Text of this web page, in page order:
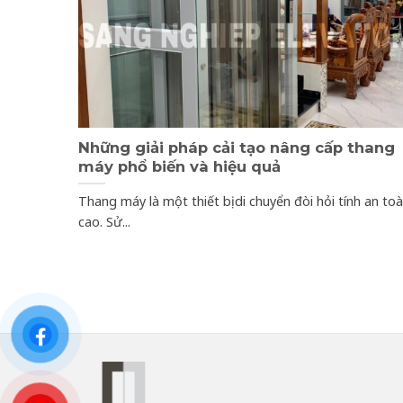
Những giải pháp cải tạo nâng cấp thang
máy phổ biến và hiệu quả
Thang máy là một thiết bị di chuyển đòi hỏi tính an
cao. Sử...